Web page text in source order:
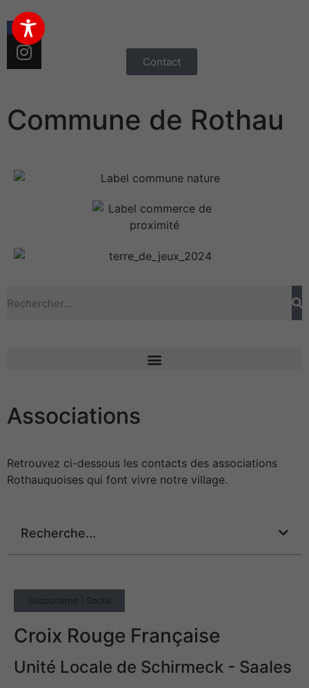
Contact
Commune de Rothau
Associations
Retrouvez ci-dessous les contacts des associations
Rothauquoises qui font vivre notre village.
Recherche...
Secourisme | Social
Croix Rouge Française
Unité Locale de Schirmeck - Saales